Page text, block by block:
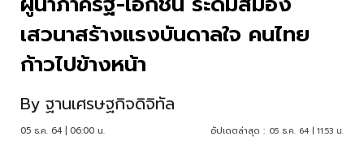
เสวนาสร้างแรงบันดาลใจ คนไทย
ก้าวไปข้างหน้า
By ฐานเศรษฐกิจดิจิทัล
05 ธ.ค. 64 | 06:00 น. อัปเดตล่าสุด : 05 ธ.ค. 64 | 11:53 น.